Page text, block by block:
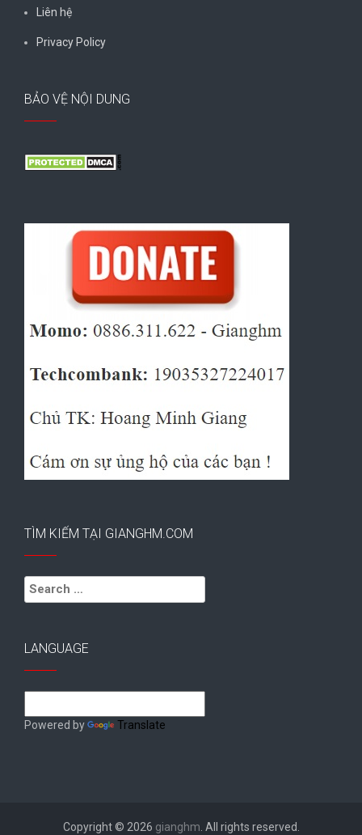
Liên hệ
Privacy Policy
BẢO VỆ NỘI DUNG
TÌM KIẾM TẠI GIANGHM.COM
Search
for:
LANGUAGE
Powered by Translate
Copyright © 2026 gianghm . All rights reserved.